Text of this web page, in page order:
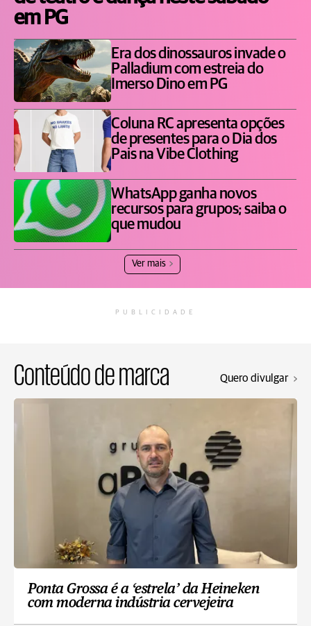
em PG
Era dos dinossauros invade o
Palladium com estreia do
Imerso Dino em PG
Coluna RC apresenta opções
de presentes para o Dia dos
Pais na Vibe Clothing
WhatsApp ganha novos
recursos para grupos; saiba o
que mudou
Ver mais
PUBLICIDADE
Conteúdo de marca Quero divulgar
Ponta Grossa é a ‘estrela’ da Heineken
com moderna indústria cervejeira